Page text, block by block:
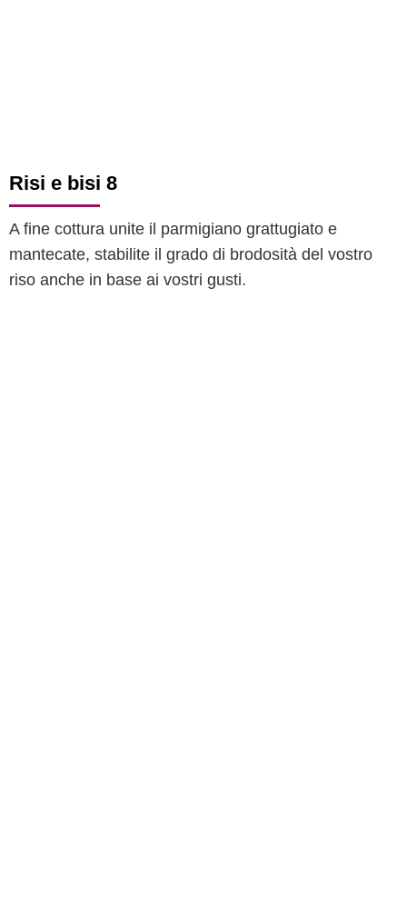
Risi e bisi 8
A fine cottura unite il parmigiano grattugiato e
mantecate, stabilite il grado di brodosità del vostro
riso anche in base ai vostri gusti.